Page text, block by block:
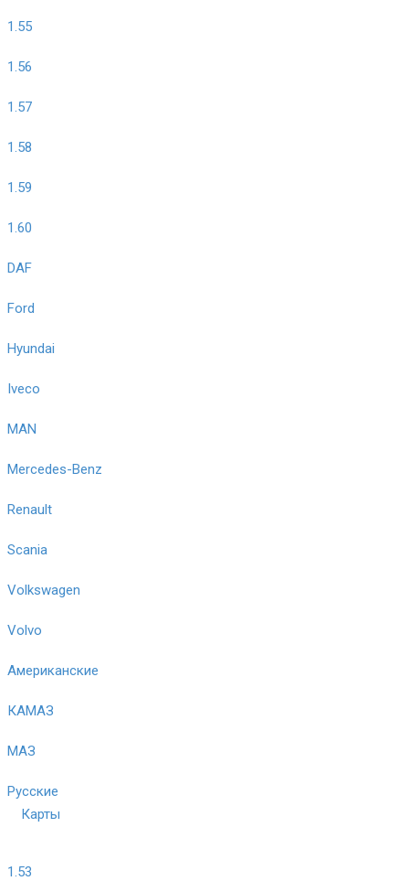
1.55
1.56
1.57
1.58
1.59
1.60
DAF
Ford
Hyundai
Iveco
MAN
Mercedes-Benz
Renault
Scania
Volkswagen
Volvo
Американские
КАМАЗ
МАЗ
Русские
Карты
1.53